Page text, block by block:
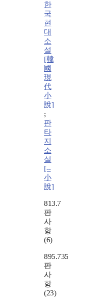
한
국
현
대
소
설
[韓
國
現
代
小
說]
;
판
타
지
소
설
[--
小
說]
813.7
판
사
항
(6)
895.735
판
사
항
(23)